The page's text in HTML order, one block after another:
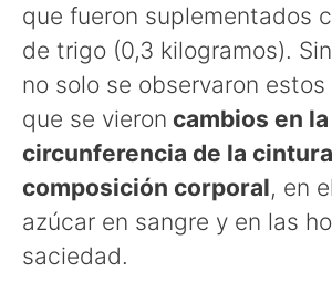
que fueron suplementados
de trigo (0,3 kilogramos).
no solo se observaron
que se vieron cambios en la
circunferencia de la
composición corporal, en
azúcar en sangre y en las
saciedad.